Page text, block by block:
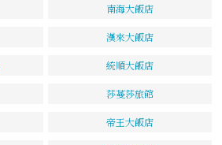
南海大飯店
漢來大飯店
統順大飯店
莎蔓莎旅館
帝王大飯店